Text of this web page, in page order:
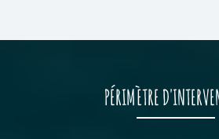
PÉRIMÈTRE